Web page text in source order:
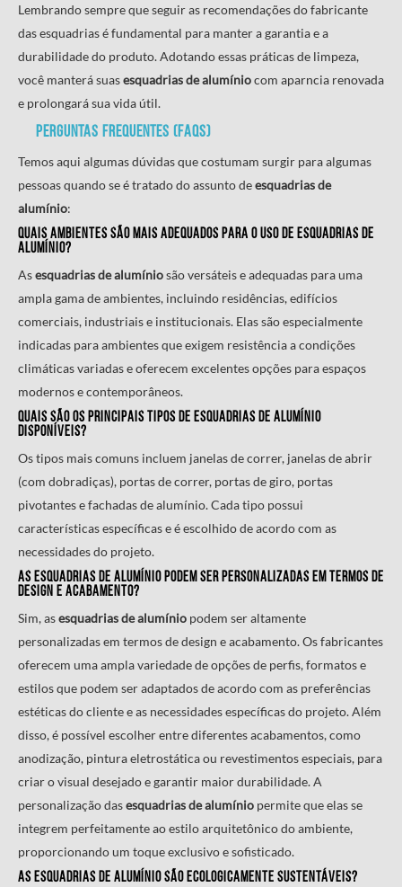
Lembrando sempre que seguir as recomendações do fabricante
das esquadrias é fundamental para manter a garantia e a
durabilidade do produto. Adotando essas práticas de limpeza,
você manterá suasesquadrias de alumíniocom aparncia renovada
e prolongará sua vida útil.
Perguntas frequentes (FAQS)
Temos aqui algumas dúvidas que costumam surgir para algumas
pessoas quando se é tratado do assunto deesquadrias de
alumínio:
Quais ambientes são mais adequados para o uso de esquadrias de
alumínio?
Asesquadrias de alumíniosão versáteis e adequadas para uma
ampla gama de ambientes, incluindo residências, edifícios
comerciais, industriais e institucionais. Elas são especialmente
indicadas para ambientes que exigem resistência a condições
climáticas variadas e oferecem excelentes opções para espaços
modernos e contemporâneos.
Quais são os principais tipos de esquadrias de alumínio
disponíveis?
Os tipos mais comuns incluem janelas de correr, janelas de abrir
(com dobradiças), portas de correr, portas de giro, portas
pivotantes e fachadas de alumínio. Cada tipo possui
características específicas e é escolhido de acordo com as
necessidades do projeto.
As esquadrias de alumínio podem ser personalizadas em termos de
design e acabamento?
Sim, asesquadrias de alumínio podem ser altamente
personalizadas em termos de design e acabamento. Os fabricantes
oferecem uma ampla variedade de opções de perfis, formatos e
estilos que podem ser adaptados de acordo com as preferências
estéticas do cliente e as necessidades específicas do projeto. Além
disso, é possível escolher entre diferentes acabamentos, como
anodização, pintura eletrostática ou revestimentos especiais, para
criar o visual desejado e garantir maior durabilidade. A
personalização dasesquadrias de alumínio permite que elas se
integrem perfeitamente ao estilo arquitetônico do ambiente,
proporcionando um toque exclusivo e sofisticado.
As esquadrias de alumíniosão ecologicamente sustentáveis?